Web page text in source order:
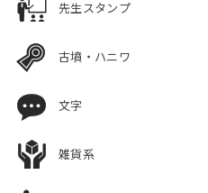
先生スタンプ
古墳・ハニワ
文字
雑貨系